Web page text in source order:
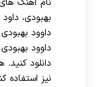
نام آهنگ
بهبودی،
داوود
داوود
دانلود
نیز استفاده